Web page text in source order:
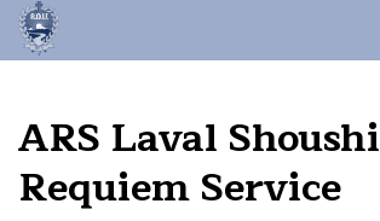
ARS Laval Shoushi
Requiem Service